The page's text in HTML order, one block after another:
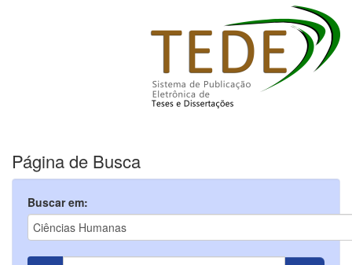
Página de Busca
Buscar em: